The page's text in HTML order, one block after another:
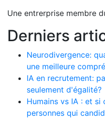
Une entrerprise membre
Derniers
Neurodivergence:
une meilleure
IA en recrutement:
seulement d'égalité?
Humains vs IA : et si
personnes qui